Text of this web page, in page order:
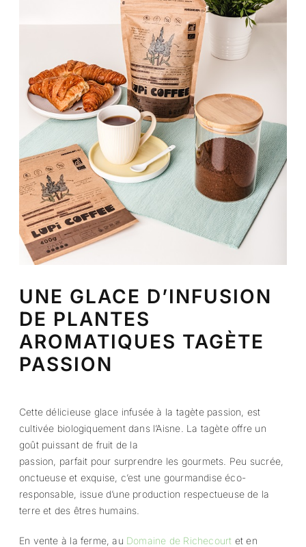
UNE GLACE D’INFUSION
DE PLANTES
AROMATIQUES TAGÈTE
PASSION
Cette délicieuse glace infusée à la tagète passion, est
cultivée biologiquement dans l’Aisne. La tagète offre un
goût puissant de fruit de la
passion, parfait pour surprendre les gourmets. Peu sucrée,
onctueuse et exquise, c’est une gourmandise éco-
responsable, issue d’une production respectueuse de la
terre et des êtres humains.
En vente à la ferme, au Domaine de Richecourt et en